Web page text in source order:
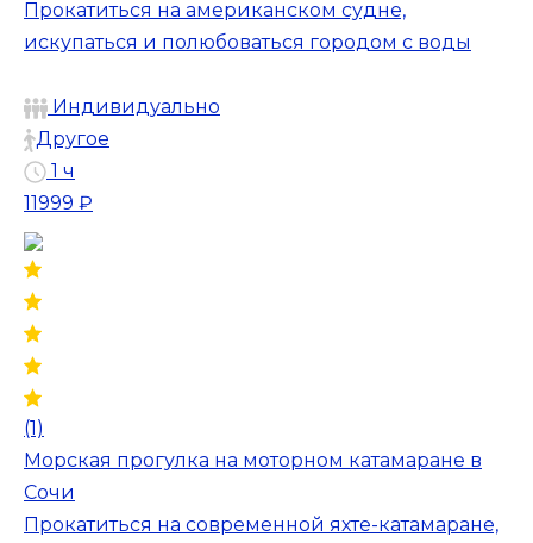
Прокатиться на американском судне,
искупаться и полюбоваться городом с воды
Индивидуально
Другое
1 ч
11999 ₽
(1)
Морская прогулка на моторном катамаране в
Сочи
Прокатиться на современной яхте-катамаране,